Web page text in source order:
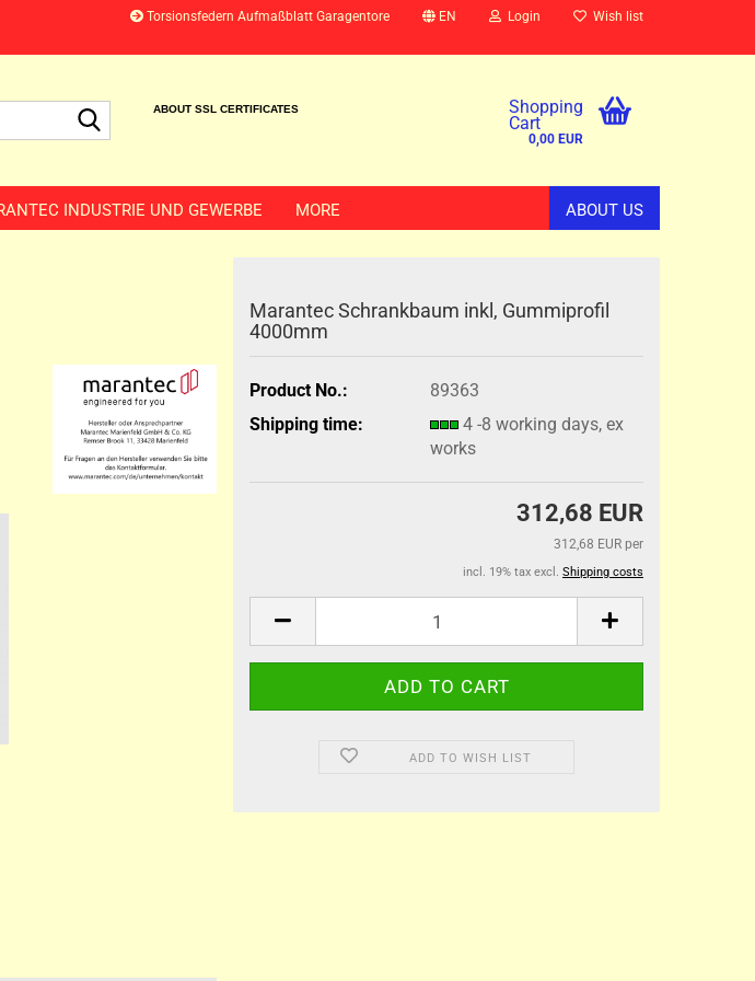
Torsionsfedern Aufmaßblatt Garagentore EN Login Wish list
Search...ABOUT SSL CERTIFICATES Shopping
Cart
0,00 EUR
INDUSTRIE UND GEWERBE ABOUT US
MORE
Marantec Schrankbaum inkl, Gummiprofil
4000mm
Product No.:
89363
Shipping time:
4 -8 working days, ex
works
312,68 EUR
312,68 EUR per
incl. 19% tax excl. Shipping costs
ADD TO WISH LIST